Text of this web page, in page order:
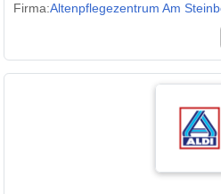
Firma:Altenpflegezentrum Am